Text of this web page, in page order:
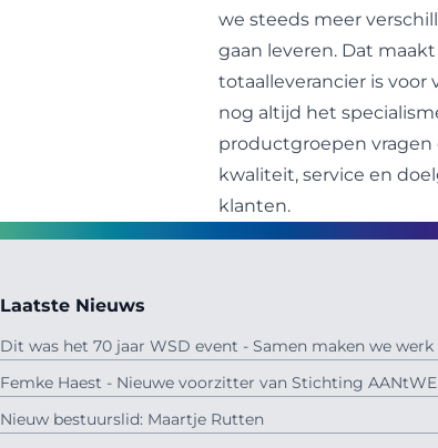
we steeds meer
gaan leveren. Dat
totaalleverancier is voor
nog altijd het
productgroepen
kwaliteit, service en
klanten.
Laatste Nieuws
Dit was het 70 jaar WSD event - Samen maken we
Femke Haest - Nieuwe voorzitter van Stichting
Nieuw bestuurslid: Maartje Rutten